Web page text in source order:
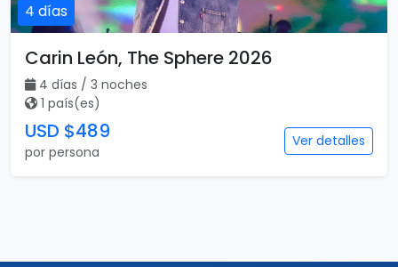
4 días
Carin León, The Sphere 2026
4 días / 3 noches
1 país(es)
USD $489
por persona
Ver detalles